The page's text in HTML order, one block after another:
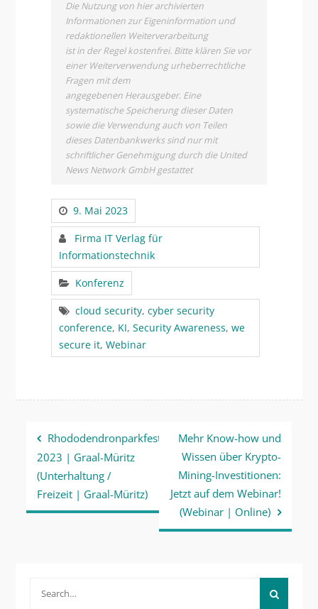
Die Nutzung von hier archivierten
Informationen zur Eigeninformation und
redaktionellen Weiterverarbeitung
ist in der Regel kostenfrei. Bitte klären Sie vor
einer Weiterverwendung urheberrechtliche
Fragen mit dem
angegebenen Herausgeber. Eine
systematische Speicherung dieser Daten
sowie die Verwendung auch von Teilen
dieses Datenbankwerks sind nur mit
schriftlicher Genehmigung durch die United
News Network GmbH gestattet
9. Mai 2023
Firma IT Verlag für
Informationstechnik
Konferenz
cloud security, cyber security
conference, KI, Security Awareness, we
secure it, Webinar
Beitragsnavigation
Rhododendronparkfest
2023 | Graal-Müritz
(Unterhaltung /
Freizeit | Graal-Müritz)
Mehr Know-how und
Wissen über Krypto-
Mining-Investitionen:
Jetzt auf dem Webinar!
(Webinar | Online)